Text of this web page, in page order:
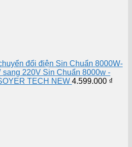
đổi điện Sin Chuẩn 8000W-
220V Sin Chuẩn 8000w -
TECH NEW 4.599.000 ₫